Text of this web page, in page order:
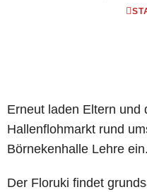
Erneut laden Eltern und
Hallenflohmarkt rund
Börnekenhalle Lehre ein.
Der Floruki findet